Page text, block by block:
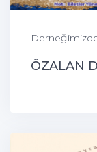
ÖZALAN